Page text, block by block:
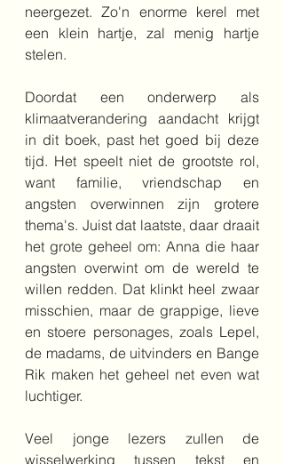
neergezet. Zo'n enorme kerel met
een klein hartje, zal menig hartje
stelen.
Doordat een onderwerp als
klimaatverandering aandacht krijgt
in dit boek, past het goed bij deze
tijd. Het speelt niet de grootste rol,
want familie, vriendschap en
angsten overwinnen zijn grotere
thema's. Juist dat laatste, daar draait
het grote geheel om: Anna die haar
angsten overwint om de wereld te
willen redden. Dat klinkt heel zwaar
misschien, maar de grappige, lieve
en stoere personages, zoals Lepel,
de madams, de uitvinders en Bange
Rik maken het geheel net even wat
luchtiger.
Veel jonge lezers zullen de
wisselwerking tussen tekst en